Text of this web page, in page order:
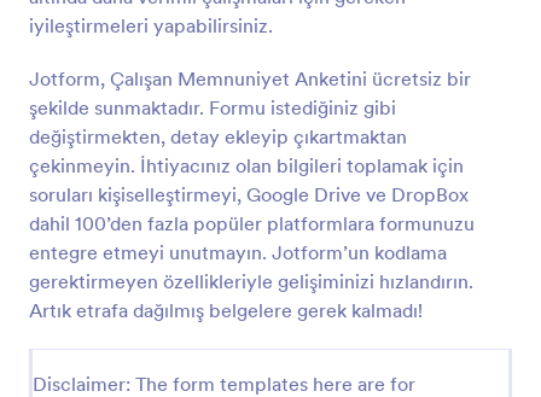
iyileştirmeleri yapabilirsiniz.
Jotform, Çalışan Memnuniyet Anketini ücretsiz bir
şekilde sunmaktadır. Formu istediğiniz gibi
değiştirmekten, detay ekleyip çıkartmaktan
çekinmeyin. İhtiyacınız olan bilgileri toplamak için
soruları kişiselleştirmeyi, Google Drive ve DropBox
dahil 100’den fazla popüler platformlara formunuzu
entegre etmeyi unutmayın. Jotform’un kodlama
gerektirmeyen özellikleriyle gelişiminizi hızlandırın.
Artık etrafa dağılmış belgelere gerek kalmadı!
Disclaimer: The form templates here are for
Başvuru Formu
Birincikat İnternet Teknolojileri